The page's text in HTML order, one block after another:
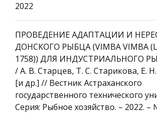
2022
ПРОВЕДЕНИЕ АДАПТАЦИИ И
ДОНСКОГО РЫБЦА (VIMBA VIMBA
1758)) ДЛЯ ИНДУСТРИАЛЬНОГО
/ А. В. Старцев, Т. С. Старикова, Е.
[и др.] // Вестник Астраханского
государственного технического
Серия: Рыбное хозяйство. – 2022. –